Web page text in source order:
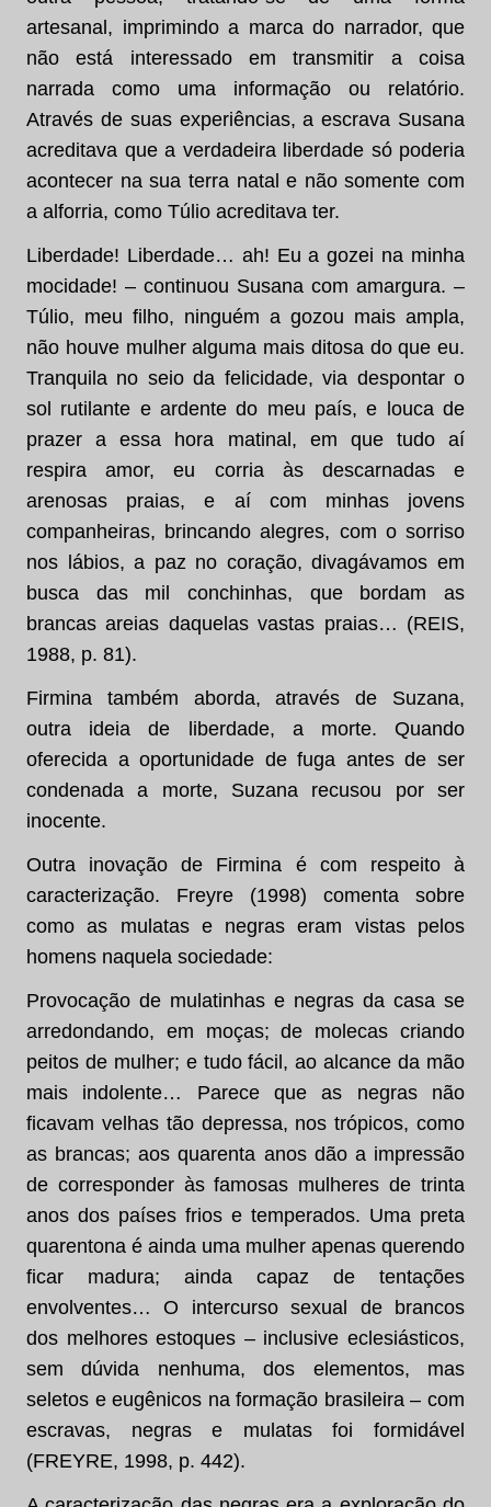
artesanal, imprimindo a marca do narrador, que
não está interessado em transmitir a coisa
narrada como uma informação ou relatório.
Através de suas experiências, a escrava Susana
acreditava que a verdadeira liberdade só poderia
acontecer na sua terra natal e não somente com
a alforria, como Túlio acreditava ter.
Liberdade! Liberdade… ah! Eu a gozei na minha
mocidade! – continuou Susana com amargura. –
Túlio, meu filho, ninguém a gozou mais ampla,
não houve mulher alguma mais ditosa do que eu.
Tranquila no seio da felicidade, via despontar o
sol rutilante e ardente do meu país, e louca de
prazer a essa hora matinal, em que tudo aí
respira amor, eu corria às descarnadas e
arenosas praias, e aí com minhas jovens
companheiras, brincando alegres, com o sorriso
nos lábios, a paz no coração, divagávamos em
busca das mil conchinhas, que bordam as
brancas areias daquelas vastas praias… (REIS,
1988, p. 81).
Firmina também aborda, através de Suzana,
outra ideia de liberdade, a morte. Quando
oferecida a oportunidade de fuga antes de ser
condenada a morte, Suzana recusou por ser
inocente.
Outra inovação de Firmina é com respeito à
caracterização. Freyre (1998) comenta sobre
como as mulatas e negras eram vistas pelos
homens naquela sociedade:
Provocação de mulatinhas e negras da casa se
arredondando, em moças; de molecas criando
peitos de mulher; e tudo fácil, ao alcance da mão
mais indolente… Parece que as negras não
ficavam velhas tão depressa, nos trópicos, como
as brancas; aos quarenta anos dão a impressão
de corresponder às famosas mulheres de trinta
anos dos países frios e temperados. Uma preta
quarentona é ainda uma mulher apenas querendo
ficar madura; ainda capaz de tentações
envolventes… O intercurso sexual de brancos
dos melhores estoques – inclusive eclesiásticos,
sem dúvida nenhuma, dos elementos, mas
seletos e eugênicos na formação brasileira – com
escravas, negras e mulatas foi formidável
(FREYRE, 1998, p. 442).